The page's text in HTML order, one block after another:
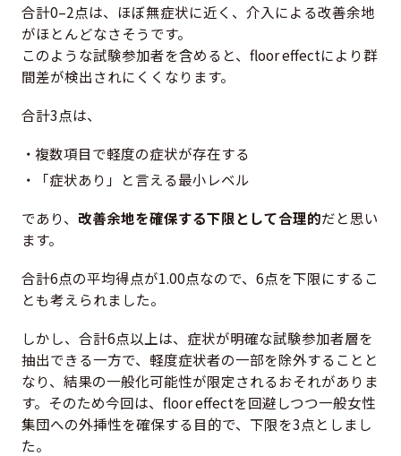
合計0–2点は、ほぼ無症状に近く、介入による改善余地
がほとんどなさそうです。
このような試験参加者を含めると、floor effectにより群
間差が検出されにくくなります。
合計3点は、
複数項目で軽度の症状が存在する
「症状あり」と言える最小レベル
であり、 改善余地を確保する下限として合理的だと思い
ます。
合計6点の平均得点が1.00点なので、6点を下限にするこ
とも考えられました。
しかし、合計6点以上は、症状が明確な試験参加者層を
抽出できる一方で、軽度症状者の一部を除外することと
なり、結果の一般化可能性が限定されるおそれがありま
す。そのため今回は、floor effectを回避しつつ一般女性
集団への外挿性を確保する目的で、下限を3点としまし
た。